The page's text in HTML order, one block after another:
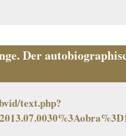
Der
text.php?